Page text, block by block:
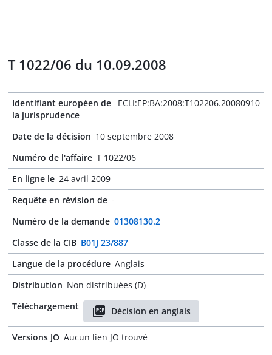
T 1022/06 du 10.09.2008
Identifiant européen de
la jurisprudence
ECLI:EP:BA:2008:T102206.20080910
Date de la décision 10 septembre 2008
Numéro de l'affaire T 1022/06
En ligne le 24 avril 2009
Requête en révision de -
Numéro de la demande 01308130.2
Classe de la CIB B01J 23/887
Langue de la procédure Anglais
Distribution Non distribuées (D)
Téléchargement
Décision en anglais
Versions JO Aucun lien JO trouvé